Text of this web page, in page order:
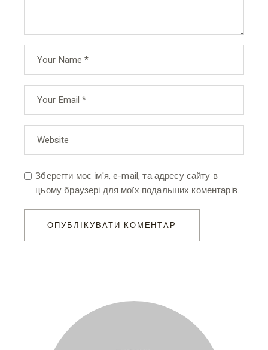
Зберегти моє ім'я, e-mail, та адресу сайту в
цьому браузері для моїх подальших коментарів.
ОПУБЛІКУВАТИ КОМЕНТАР